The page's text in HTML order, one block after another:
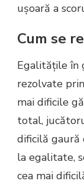
ușoară a
Cum se
Egalitățile
rezolvate
mai dificile
total,
dificilă gaură
la egalitate,
cea mai